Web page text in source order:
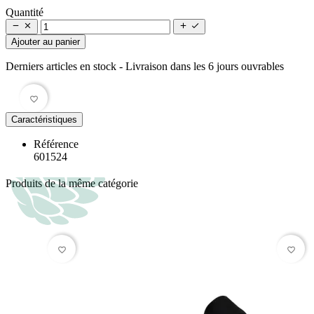
Quantité
   
Ajouter au panier
Derniers articles en stock - Livraison dans les 6 jours ouvrables
favorite_border
Caractéristiques
Référence
601524
Produits de la même catégorie
favorite_border favorite_border